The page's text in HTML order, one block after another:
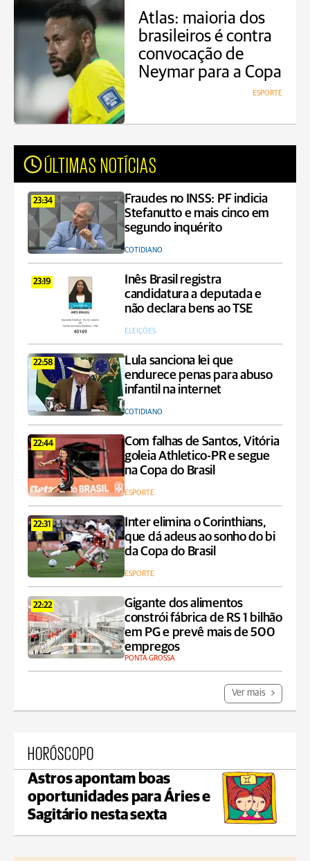
Atlas: maioria dos
brasileiros é contra
convocação de
Neymar para a Copa
ESPORTE
ÚLTIMAS NOTÍCIAS
23:34
Fraudes no INSS: PF indicia
Stefanutto e mais cinco em
segundo inquérito
COTIDIANO
23:19
Inês Brasil registra
candidatura a deputada e
não declara bens ao TSE
ELEIÇÕES
22:58
Lula sanciona lei que
endurece penas para abuso
infantil na internet
COTIDIANO
22:44
Com falhas de Santos, Vitória
goleia Athletico-PR e segue
na Copa do Brasil
ESPORTE
22:31
Inter elimina o Corinthians,
que dá adeus ao sonho do bi
da Copa do Brasil
ESPORTE
22:22
Gigante dos alimentos
constrói fábrica de RS 1 bilhão
em PG e prevê mais de 500
empregos
PONTA GROSSA
Ver mais
HORÓSCOPO
Astros apontam boas
oportunidades para Áries e
Sagitário nesta sexta